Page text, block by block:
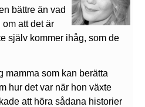
bättre än vad
att det är
själv kommer ihåg, som de
mamma som kan berätta
hur det var när hon växte
att höra sådana historier